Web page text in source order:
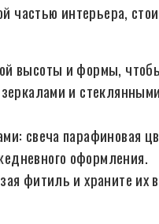
частью интерьера,
высоты и формы,
и
свеча парафиновая
оформления.
фитиль и храните